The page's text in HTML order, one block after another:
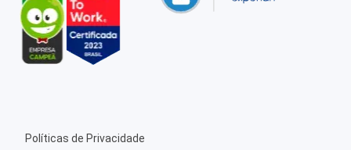
Políticas de Privacidade